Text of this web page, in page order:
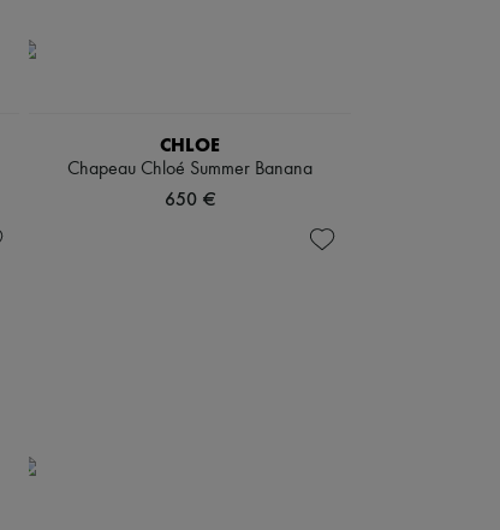
CHLOE
Chapeau Chloé Summer Banana
650 €